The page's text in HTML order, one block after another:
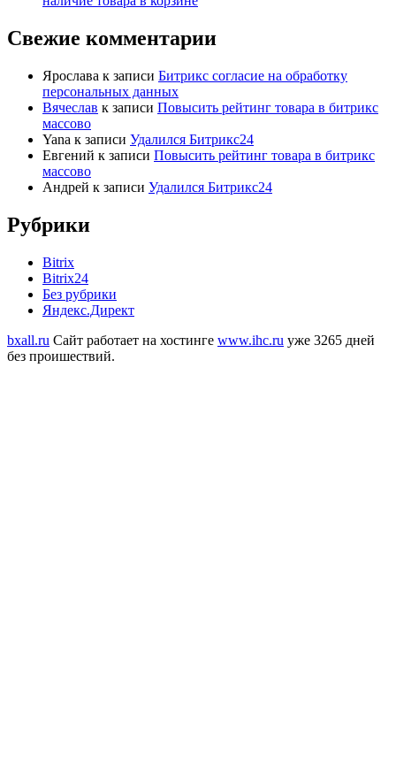
Свежие комментарии
Ярослава к записи Битрикс согласие на обработку
персональных данных
Вячеслав к записи Повысить рейтинг товара в битрикс
массово
Yana к записи Удалился Битрикс24
Евгений к записи Повысить рейтинг товара в битрикс
массово
Андрей к записи Удалился Битрикс24
Рубрики
Bitrix
Bitrix24
Без рубрики
Яндекс.Директ
bxall.ru Сайт работает на хостинге www.ihc.ru уже 3265 дней
без проишествий.